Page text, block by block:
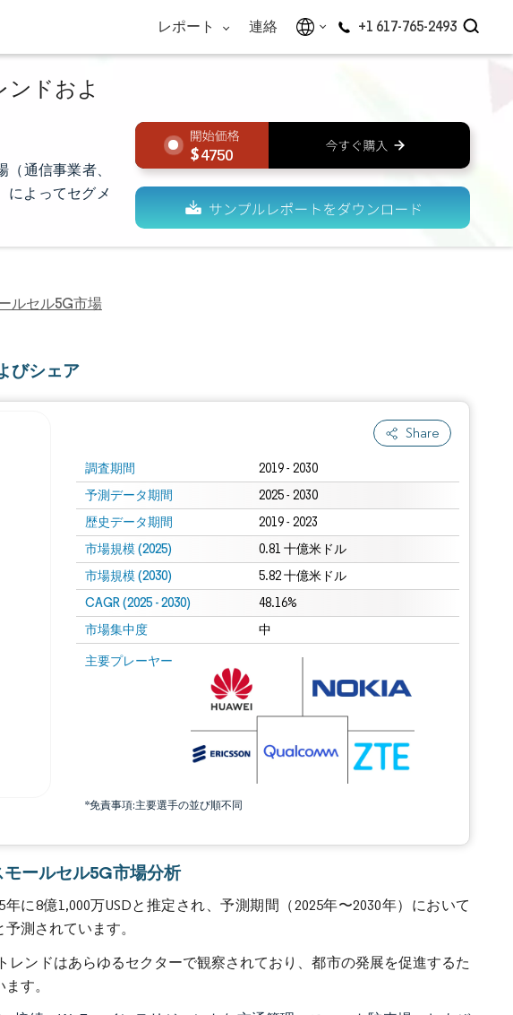
レポート 連絡 +1 617-765-2493
ンドおよ
通信事業者、
によってセグメ
4750
ルセル5G市場
びシェア
Share
調査期間 2019 - 2030
予測データ期間 2025 - 2030
歴史データ期間 2019 - 2023
市場規模 (2025) 0.81 十億米ドル
市場規模 (2030) 5.82 十億米ドル
CAGR (2025 - 2030) 48.16%
市場集中度 中
主要プレーヤー
*免責事項:主要選手の並び順不同
ールセル5G市場分析
に8億1,000万USDと推定され、予測期間（2025年〜2030年）において
測されています。
レンドはあらゆるセクターで観察されており、都市の発展を促進するた
す。